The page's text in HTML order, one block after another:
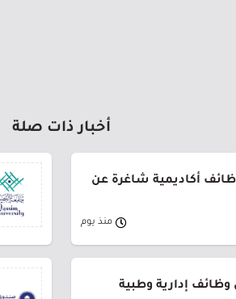
أخبار ذات صلة
أكاديمية شاغرة عن
منذ يوم
إدارية وطبية